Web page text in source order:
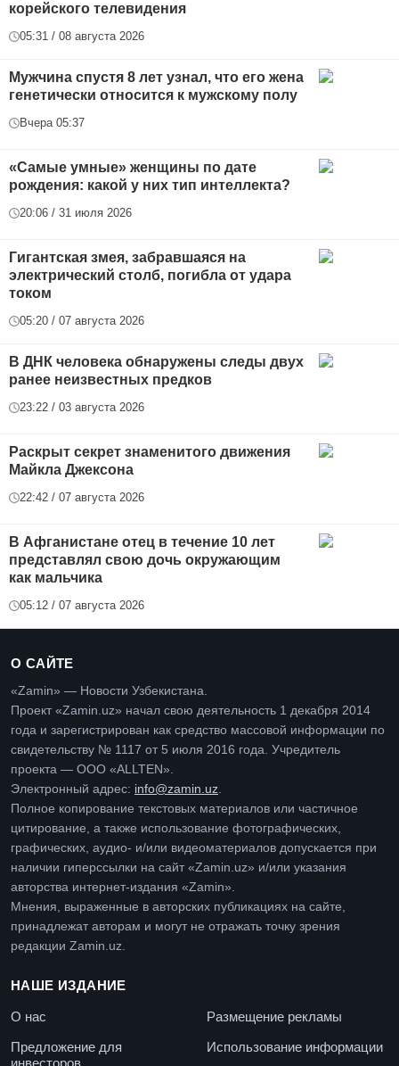
корейского телевидения
05:31 / 08 августа 2026
Мужчина спустя 8 лет узнал, что его жена
генетически относится к мужскому полу
Вчера 05:37
«Самые умные» женщины по дате
рождения: какой у них тип интеллекта?
20:06 / 31 июля 2026
Гигантская змея, забравшаяся на
электрический столб, погибла от удара
током
05:20 / 07 августа 2026
В ДНК человека обнаружены следы двух
ранее неизвестных предков
23:22 / 03 августа 2026
Раскрыт секрет знаменитого движения
Майкла Джексона
22:42 / 07 августа 2026
В Афганистане отец в течение 10 лет
представлял свою дочь окружающим
как мальчика
05:12 / 07 августа 2026
О САЙТЕ
«Zamin» — Новости Узбекистана.
Проект «Zamin.uz» начал свою деятельность 1 декабря 2014
года и зарегистрирован как средство массовой информации по
свидетельству № 1117 от 5 июля 2016 года. Учредитель
проекта — ООО «ALLTEN».
Электронный адрес: info@zamin.uz.
Полное копирование текстовых материалов или частичное
цитирование, а также использование фотографических,
графических, аудио- и/или видеоматериалов допускается при
наличии гиперссылки на сайт «Zamin.uz» и/или указания
авторства интернет-издания «Zamin».
Мнения, выраженные в авторских публикациях на сайте,
принадлежат авторам и могут не отражать точку зрения
редакции Zamin.uz.
НАШЕ ИЗДАНИЕ
О нас
Размещение рекламы
Предложение для
Использование информации